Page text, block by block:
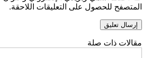
المتصفح للحصول على التعليقات اللاحقة.
مقالات ذات صلة